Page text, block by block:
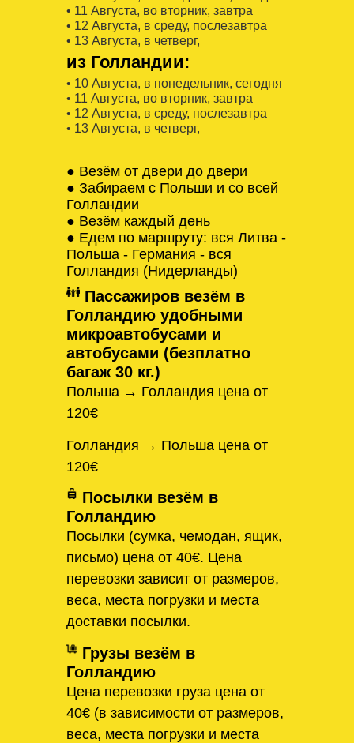
• 11 Августa, во вторник, завтра
• 12 Августa, в среду, послезавтра
• 13 Августa, в четверг,
из Голландии:
• 10 Августa, в понедельник, сегодня
• 11 Августa, во вторник, завтра
• 12 Августa, в среду, послезавтра
• 13 Августa, в четверг,
● Везём от двери до двери
● Забираем с Польши и со всей
Голландии
● Везём каждый день
● Едем по маршруту: вся Литва -
Польша - Германия - вся
Голландия (Нидерланды)
Пассажиров везём в
Голландию удобными
микроавтобусами и
автобусами (безплатно
багаж 30 кг.)
Польша → Голландия цена от
120€
Голландия → Польша цена от
120€
Посылки везём в
Голландию
Посылки (сумка, чемодан, ящик,
письмо) цена от 40€. Цена
перевозки зависит от размеров,
веса, места погрузки и места
доставки посылки.
Грузы везём в
Голландию
Цена перевозки груза цена от
40€ (в зависимости от размеров,
веса, места погрузки и места